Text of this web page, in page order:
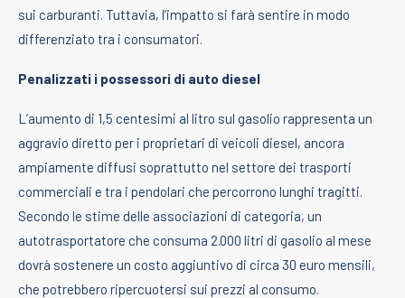
sui carburanti. Tuttavia, l’impatto si farà sentire in modo
differenziato tra i consumatori.
Penalizzati i possessori di auto diesel
L’aumento di 1,5 centesimi al litro sul gasolio rappresenta un
aggravio diretto per i proprietari di veicoli diesel, ancora
ampiamente diffusi soprattutto nel settore dei trasporti
commerciali e tra i pendolari che percorrono lunghi tragitti.
Secondo le stime delle associazioni di categoria, un
autotrasportatore che consuma 2.000 litri di gasolio al mese
dovrà sostenere un costo aggiuntivo di circa 30 euro mensili,
che potrebbero ripercuotersi sui prezzi al consumo.